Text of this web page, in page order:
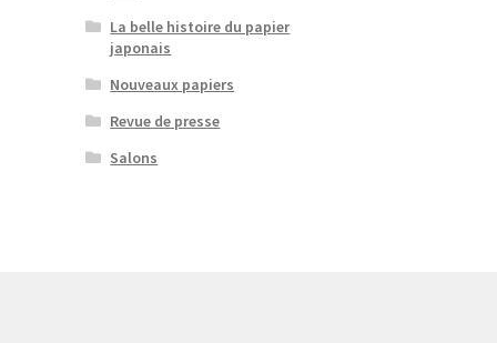
La belle histoire du papier
japonais
Nouveaux papiers
Revue de presse
Salons